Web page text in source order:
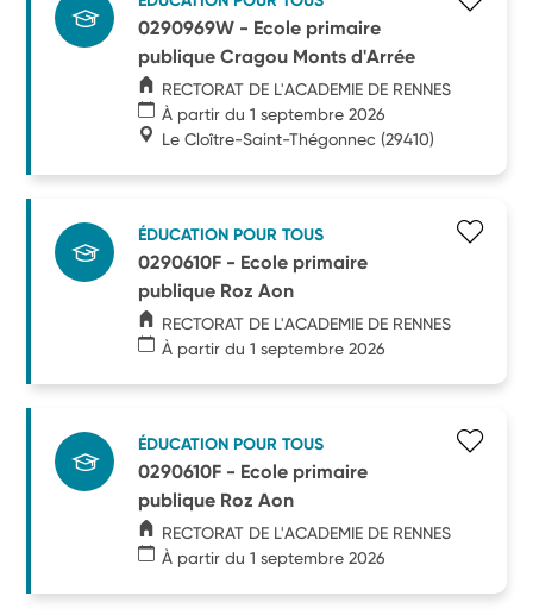
0290969W - Ecole primaire
publique Cragou Monts d'Arrée
RECTORAT DE L'ACADEMIE DE RENNES
À partir du 1 septembre 2026
Le Cloître-Saint-Thégonnec (29410)
ÉDUCATION POUR TOUS
0290610F - Ecole primaire
publique Roz Aon
RECTORAT DE L'ACADEMIE DE RENNES
À partir du 1 septembre 2026
ÉDUCATION POUR TOUS
0290610F - Ecole primaire
publique Roz Aon
RECTORAT DE L'ACADEMIE DE RENNES
À partir du 1 septembre 2026